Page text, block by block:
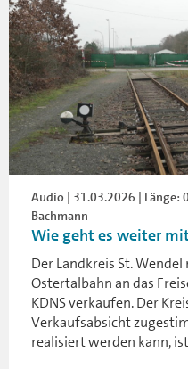
Audio | 31.03.2026 | Länge:
Bachmann
Wie geht es weiter
Der Landkreis St.
Ostertalbahn an das
KDNS verkaufen. Der
Verkaufsabsicht
realisiert werden kann,